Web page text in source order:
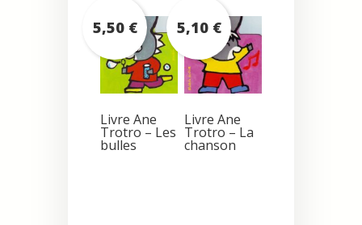
Livre Ane
Trotro – Les
bulles
5,50 €
Livre Ane
Trotro – La
chanson
5,10 €